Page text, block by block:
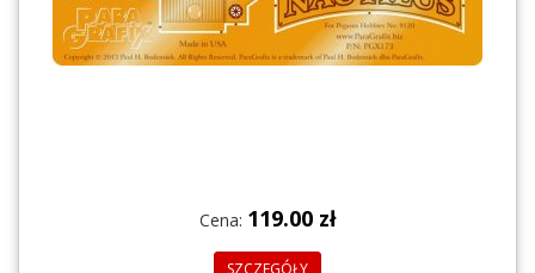
Cena: 119.00 zł
SZCZEGÓŁY